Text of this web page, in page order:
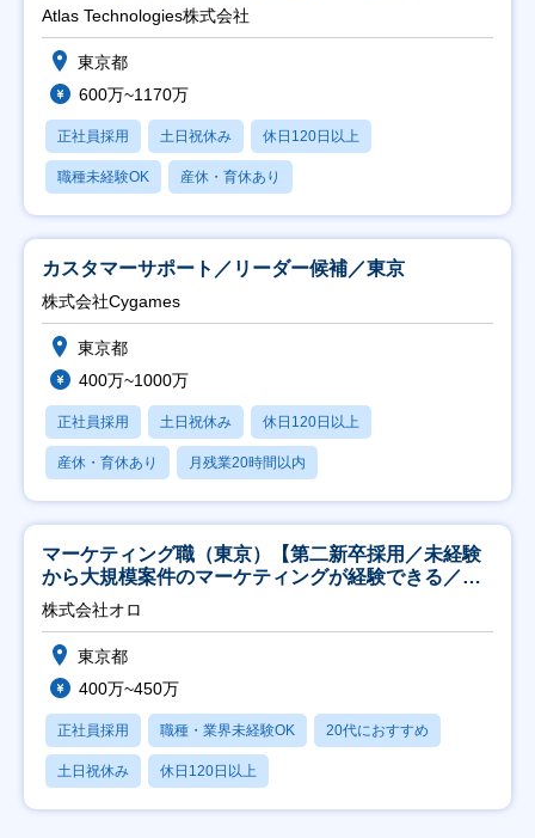
Atlas Technologies株式会社
東京都
600万~1170万
正社員採用 土日祝休み 休日120日以上
職種未経験OK 産休・育休あり
カスタマーサポート／リーダー候補／東京
株式会社Cygames
東京都
400万~1000万
正社員採用 土日祝休み 休日120日以上
産休・育休あり 月残業20時間以内
マーケティング職（東京）【第二新卒採用／未経験
から大規模案件のマーケティングが経験できる／研
修充実】
株式会社オロ
東京都
400万~450万
正社員採用 職種・業界未経験OK 20代におすすめ
土日祝休み 休日120日以上